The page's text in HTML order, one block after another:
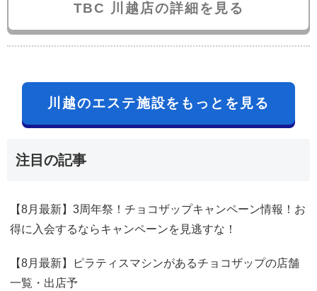
TBC 川越店の詳細を見る
川越のエステ施設をもっとを見る
注目の記事
【8月最新】3周年祭！チョコザップキャンペーン情報！お
得に入会するならキャンペーンを見逃すな！
【8月最新】ピラティスマシンがあるチョコザップの店舗
一覧・出店予